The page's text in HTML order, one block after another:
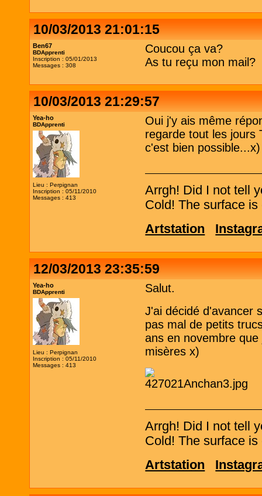
10/03/2013 21:01:15
Ben67
BDApprenti
Inscription : 05/01/2013
Messages : 308
Coucou ça va?
As tu reçu mon mail?
10/03/2013 21:29:57
Yea-ho
BDApprenti
Lieu : Perpignan
Inscription : 05/11/2010
Messages : 413
Oui j'y ais même
regarde tout les jours
c'est bien possible...x)
Arrgh! Did I not tell
Cold! The surface
Artstation
12/03/2013 23:35:59
Yea-ho
BDApprenti
Lieu : Perpignan
Inscription : 05/11/2010
Messages : 413
Salut.
J'ai décidé d'avancer
pas mal de petits
ans en novembre
misères x)
Arrgh! Did I not tell
Cold! The surface
Artstation